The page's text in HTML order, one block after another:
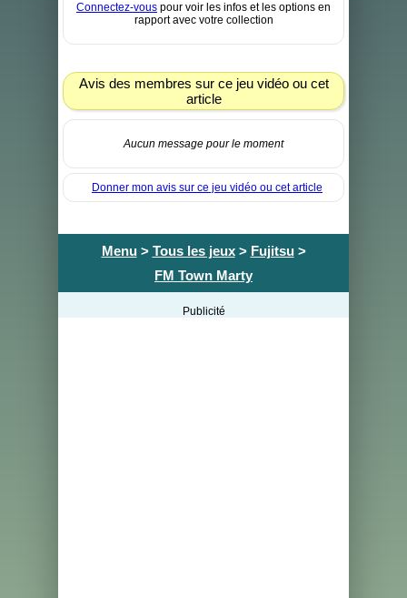
Connectez-vous pour voir les infos et les options en
rapport avec votre collection
Avis des membres sur ce jeu vidéo ou cet
article
Aucun message pour le moment
Donner mon avis sur ce jeu vidéo ou cet article
Menu> Tous les jeux> Fujitsu>
FM Town Marty
Publicité